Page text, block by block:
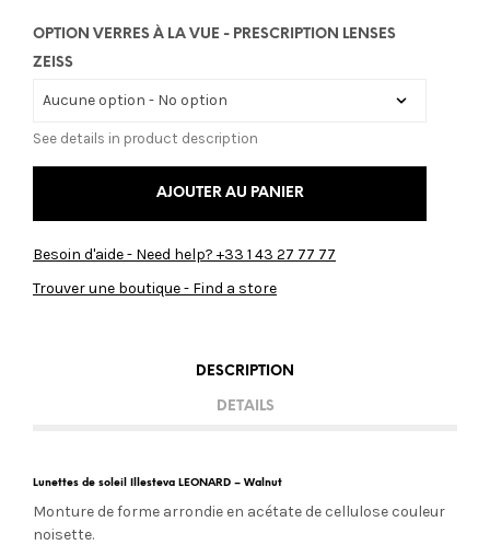
OPTION VERRES À LA VUE - PRESCRIPTION LENSES
ZEISS
See details in product description
AJOUTER AU PANIER
Besoin d'aide - Need help? +33 1 43 27 77 77
Trouver une boutique - Find a store
DESCRIPTION
DETAILS
Lunettes de soleil Illesteva LEONARD – Walnut
Monture de forme arrondie en acétate de cellulose couleur
noisette.